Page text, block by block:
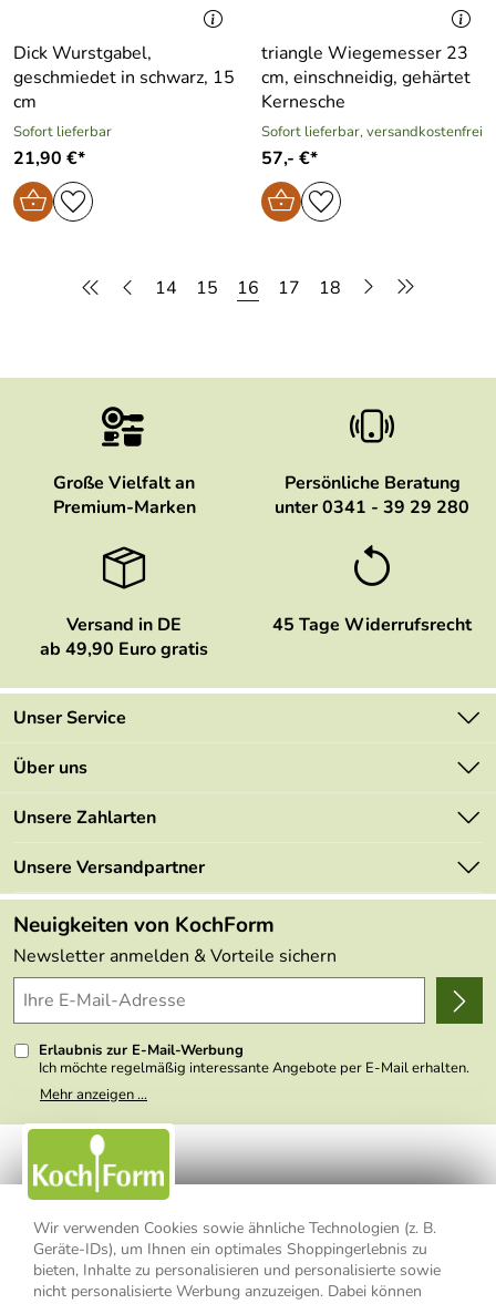
Wir verwenden Cookies sowie ähnliche Technologien (z. B.
Geräte-IDs), um Ihnen ein optimales Shoppingerlebnis zu
bieten, Inhalte zu personalisieren und personalisierte sowie
nicht personalisierte Werbung anzuzeigen. Dabei können
Dick Wurstgabel,
geschmiedet in schwarz, 15
cm
Sofort lieferbar
21,90 €*
triangle Wiegemesser 23
cm, einschneidig, gehärtet
Kernesche
Sofort lieferbar, versandkostenfrei
57,- €*
14 15 16 17 18
Große Vielfalt an
Premium-Marken
Persönliche Beratung
unter 0341 - 39 29 280
Versand in DE
ab 49,90 Euro gratis
45 Tage Widerrufsrecht
Unser Service
Kontakt
Mehrwertsteuerfrei
Retourenportal
FAQs
Lieferbedingungen
Delivery Terms
Kundenlogin
Über uns
Marken
Angebote
Made in Germany
Themen
Wir über uns
Presse
Unsere Zahlarten
Unsere Versandpartner
Neuigkeiten von KochForm
Newsletter anmelden & Vorteile sichern
Erlaubnis zur E-Mail-Werbung
Ich möchte regelmäßig interessante Angebote per E-Mail erhalten.
Meine E-Mail-Adresse wird nicht an andere Unternehmen
weitergegeben. Zu statistischen Zwecken wird in anonymer Form
nicht erkennbar, welche konkrete Person geklickt hat. Diese
Einwilligung zur Nutzung meiner E-Mail- Adresse für Werbezwecke
kann ich jederzeit mit Wirkung für die Zukunft widerrufen, indem ich
den Link "Abmelden" am Ende des Newsletters anklicke oder die
Option Newsletter im Mitgliederbereich deaktiviere. Die
Datenschutzerklärung
habe ich zur Kenntnis genommen.
Mehr anzeigen ...
Impressum Datenschutzerklärung AGB